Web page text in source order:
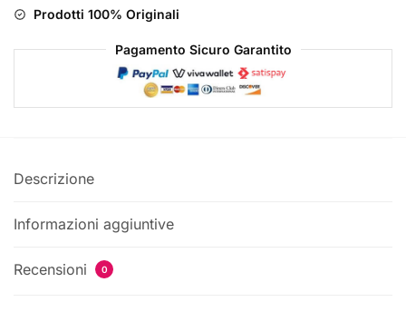
Prodotti 100% Originali
Pagamento Sicuro Garantito
Descrizione
Informazioni aggiuntive
Recensioni 0